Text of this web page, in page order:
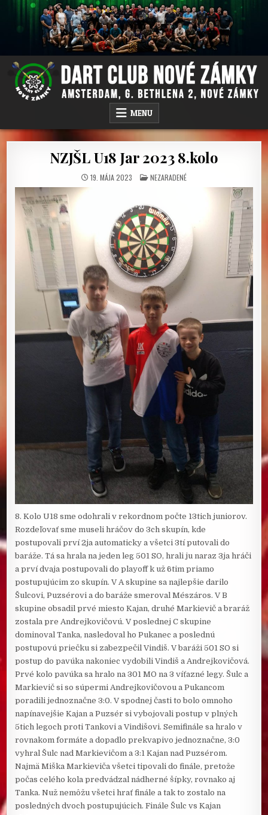
AMSTERDAM PUB, G.BETHLENA 2, NOVÉ ZÁMKY
MENU
NZJŠL U18 Jar 2023 8.kolo
19. MÁJA 2023 POSTED
IN
NEZARADENÉ
8. Kolo U18 sme odohrali v rekordnom počte 13tich juniorov.
Rozdeľovať sme museli hráčov do 3ch skupín, kde
postupovali prví 2ja automaticky a všetci 3tí putovali do
baráže. Tá sa hrala na jeden leg 501 SO, hrali ju naraz 3ja hráči
a prví dvaja postupovali do playoff k už 6tim priamo
postupujúcim zo skupín. V A skupine sa najlepšie darilo
Šulcovi, Puzsérovi a do baráže smeroval Mészáros. V B
skupine obsadil prvé miesto Kajan, druhé Markievič a braráž
zostala pre Andrejkovičovú. V poslednej C skupine
dominoval Tanka, nasledoval ho Pukanec a poslednú
postupovú priečku si zabezpečil Vindiš. V baráži 501 SO si
postup do pavúka nakoniec vydobili Vindiš a Andrejkovičová.
Prvé kolo pavúka sa hralo na 301 MO na 3 víťazné legy. Šulc a
Markievič si so súpermi Andrejkovičovou a Pukancom
poradili jednoznačne 3:0. V spodnej časti to bolo omnoho
napínavejšie Kajan a Puzsér si vybojovali postup v plných
5tich legoch proti Tankovi a Vindišovi. Semifinále sa hralo v
rovnakom formáte a dopadlo prekvapivo jednoznačne, 3:0
vyhral Šulc nad Markievičom a 3:1 Kajan nad Puzsérom.
Najmä Miška Markieviča všetci tipovali do finále, pretože
počas celého kola predvádzal nádherné šípky, rovnako aj
Tanka. Nuž nemôžu všetci hrať finále a tak to zostalo na
posledných dvoch postupujúcich. Finále Šulc vs Kajan